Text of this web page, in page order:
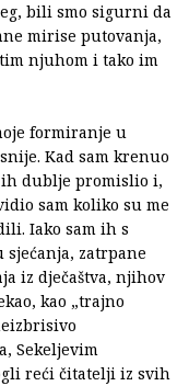
bili smo sigurni da
mirise putovanja,
njuhom i tako im
formiranje u
Kad sam krenuo
dublje promislio i,
sam koliko su me
Iako sam ih s
zatrpane
iz dječaštva, njihov
kao „trajno
Sekeljevim
reći čitatelji iz svih